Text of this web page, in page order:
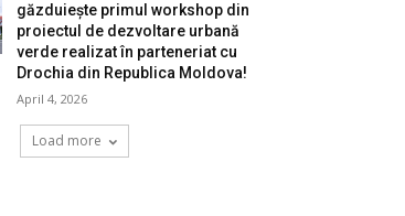
găzduiește primul workshop din
proiectul de dezvoltare urbană
verde realizat în parteneriat cu
Drochia din Republica Moldova!
April 4, 2026
Load more